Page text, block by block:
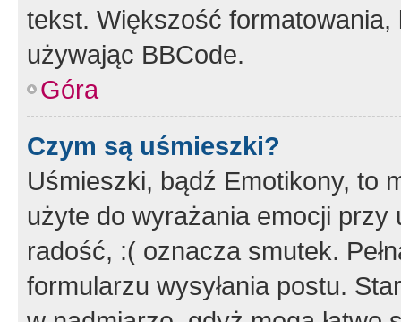
tekst. Większość
używając BBCode.
Góra
Czym są uśmieszki?
Uśmieszki, bądź Emotikony, to
użyte do wyrażania emocji
radość, :( oznacza smutek.
formularzu wysyłania postu.